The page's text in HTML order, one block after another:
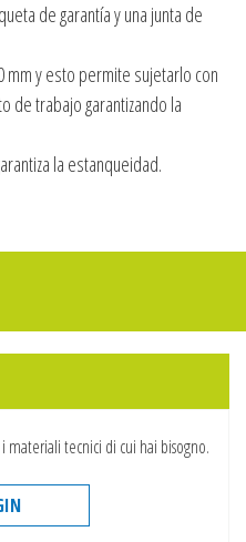
de garantía y una junta de
mm y esto permite sujetarlo con
de trabajo garantizando la
la estanqueidad.
materiali tecnici di cui hai bisogno.